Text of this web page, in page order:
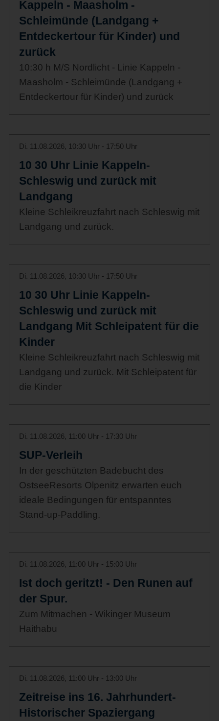
Kappeln - Maasholm -
Schleimünde (Landgang +
Entdeckertour für Kinder) und
zurück
10:30 h M/S Nordlicht - Linie Kappeln -
Maasholm - Schleimünde (Landgang +
Entdeckertour für Kinder) und zurück
Di. 11.08.2026, 10:30 Uhr - 17:50 Uhr
10 30 Uhr Linie Kappeln-
Schleswig und zurück mit
Landgang
Kleine Schleikreuzfahrt nach Schleswig mit
Landgang und zurück.
Di. 11.08.2026, 10:30 Uhr - 17:50 Uhr
10 30 Uhr Linie Kappeln-
Schleswig und zurück mit
Landgang Mit Schleipatent für die
Kinder
Kleine Schleikreuzfahrt nach Schleswig mit
Landgang und zurück. Mit Schleipatent für
die Kinder
Di. 11.08.2026, 11:00 Uhr - 17:30 Uhr
SUP-Verleih
In der geschützten Badebucht des
OstseeResorts Olpenitz erwarten euch
ideale Bedingungen für entspanntes
Stand-up-Paddling.
Di. 11.08.2026, 11:00 Uhr - 15:00 Uhr
Ist doch geritzt! - Den Runen auf
der Spur.
Zum Mitmachen - Wikinger Museum
Haithabu
Di. 11.08.2026, 11:00 Uhr - 13:00 Uhr
Zeitreise ins 16. Jahrhundert-
Historischer Spaziergang